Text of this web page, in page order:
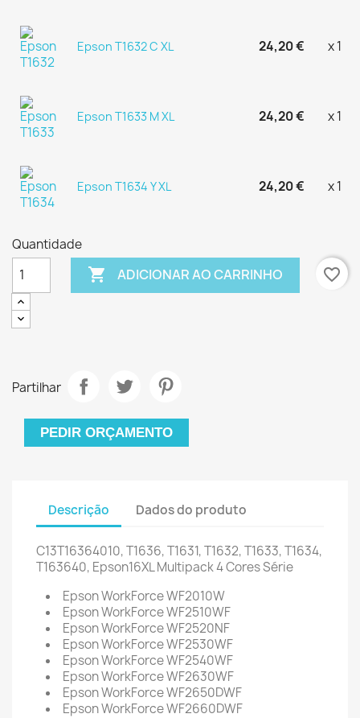
Epson T1632 C XL 24,20 € x 1
Epson T1633 M XL 24,20 € x 1
Epson T1634 Y XL 24,20 € x 1
Quantidade
 ADICIONAR AO CARRINHO favorite_border
Partilhar
PEDIR ORÇAMENTO
Descrição Dados do produto
C13T16364010, T1636, T1631, T1632, T1633, T1634,
T163640, Epson16XL Multipack 4 Cores Série
Epson WorkForce WF2010W
Epson WorkForce WF2510WF
Epson WorkForce WF2520NF
Epson WorkForce WF2530WF
Epson WorkForce WF2540WF
Epson WorkForce WF2630WF
Epson WorkForce WF2650DWF
Epson WorkForce WF2660DWF